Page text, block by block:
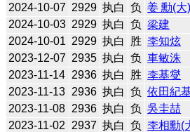
2024-10-07 2929 执白 负 姜 勳(大)
2024-10-03 2929 执白 负 梁建
2024-10-01 2929 执白 胜 李知炫
2023-12-07 2935 执白 负 車敏洙
2023-11-14 2936 执白 胜 李基燮
2023-11-13 2936 执白 负 依田紀
2023-11-08 2936 执白 负 吳圭喆
2023-11-02
2937 执白 负 李相勳(